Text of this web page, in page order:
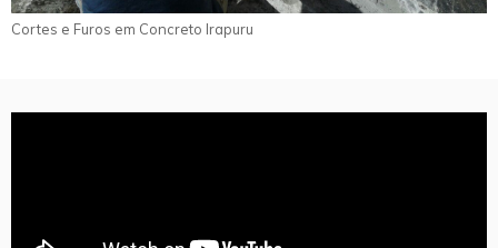
Cortes e Furos em Concreto Irapuru